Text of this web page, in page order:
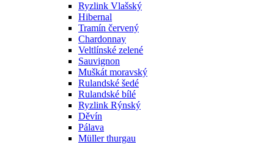
Ryzlink Vlašský
Hibernal
Tramín červený
Chardonnay
Veltlínské zelené
Sauvignon
Muškát moravský
Rulandské šedé
Rulandské bílé
Ryzlink Rýnský
Děvín
Pálava
Müller thurgau